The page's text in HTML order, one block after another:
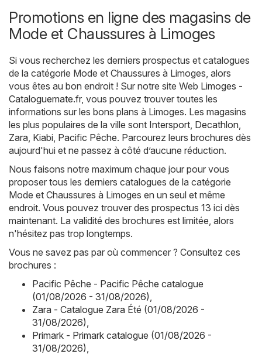
Promotions en ligne des magasins de
Mode et Chaussures à Limoges
Si vous recherchez les derniers prospectus et catalogues
de la catégorie Mode et Chaussures à Limoges, alors
vous êtes au bon endroit ! Sur notre site Web Limoges -
Cataloguemate.fr, vous pouvez trouver toutes les
informations sur les bons plans à Limoges. Les magasins
les plus populaires de la ville sont Intersport, Decathlon,
Zara, Kiabi, Pacific Pêche. Parcourez leurs brochures dès
aujourd'hui et ne passez à côté d’aucune réduction.
Nous faisons notre maximum chaque jour pour vous
proposer tous les derniers catalogues de la catégorie
Mode et Chaussures à Limoges en un seul et même
endroit. Vous pouvez trouver des prospectus 13 ici dès
maintenant. La validité des brochures est limitée, alors
n'hésitez pas trop longtemps.
Vous ne savez pas par où commencer ? Consultez ces
brochures :
Pacific Pêche - Pacific Pêche catalogue
(01/08/2026 - 31/08/2026),
Zara - Catalogue Zara Été (01/08/2026 -
31/08/2026),
Primark - Primark catalogue (01/08/2026 -
31/08/2026),